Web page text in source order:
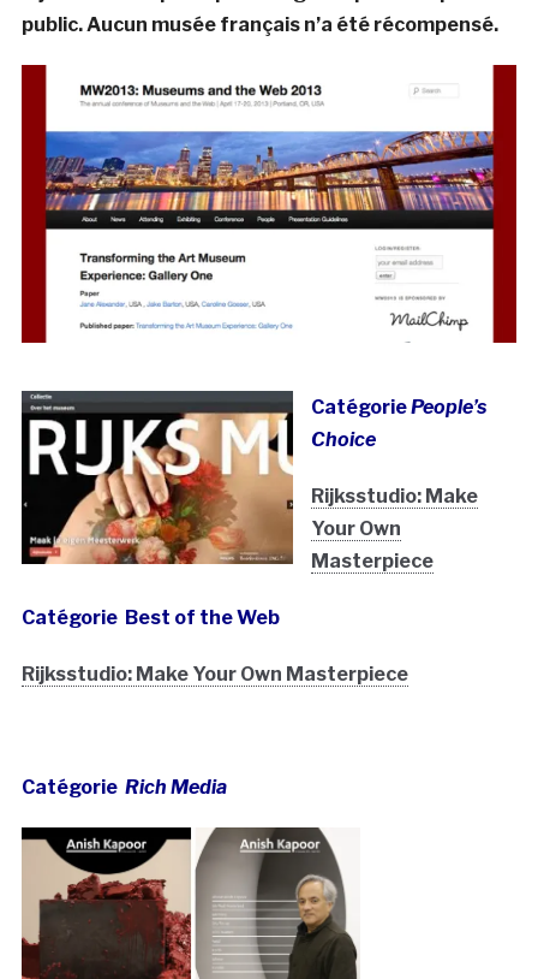
public. Aucun musée français n’a été récompensé.
CatégoriePeople’s
Choice
Rijksstudio: Make
Your Own
Masterpiece
Catégorie Best of the Web
Rijksstudio: Make Your Own Masterpiece
Catégorie Rich Media